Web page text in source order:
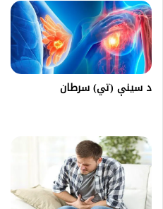
د سینې (تي) سرطان